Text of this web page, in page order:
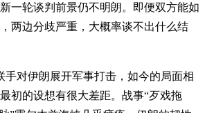
一轮谈判前景仍不明朗。即便双方能如
两边分歧严重，大概率谈不出什么结
手对伊朗展开军事打击，如今的局面相
初的设想有很大差距。战事“歹戏拖